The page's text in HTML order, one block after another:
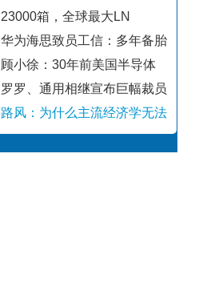
23000箱，全球最大LN
华为海思致员工信：多年备胎
顾小徐：30年前美国半导体
罗罗、通用相继宣布巨幅裁员
路风：为什么主流经济学无法